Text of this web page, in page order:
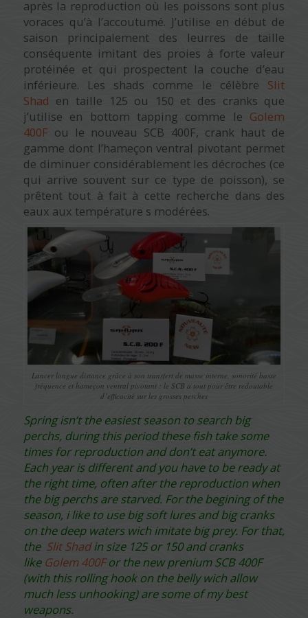
après la reproduction où les poissons sont plus
voraces qu’à l’accoutumé. J’utilise en début de
saison principalement des leurres de taille
conséquente imitant des proies à forte valeur
protéinée et qui prospectent la couche d’eau
inférieure. Les shads comme le célèbre Slit
Shad en taille 125 ou 150 et des cranks que
j’utilise en bottom tapping comme le Golem
400F ou le nouveau SCB 400F, crank haut de
gamme dont l’hameçon ventral pivotant permet
de diminuer considérablement les décroches (ce
qui arrive souvent sur ce type de poisson), se
prêtent tout à fait à cette recherche dans des
eaux aux température s modérées.
Lancer longue distance grâce à son transfert de masse interne, sonorité basse
fréquence et hameçon ventral pivotant : le SCB a tout pour être redoutable
d’efficacité sur les grosses perches
Spring isn’t the easiest season to search big
perchs, during this period these fish take some
times for reproduction and don’t eat anymore.
Each year is different and you have to be ready at
the right time, often after the reproduction when
the big perchs are starved. For the begining of the
season, i like to use big soft lures and big cranks
on the deep waters wich imitate big prey. For that,
the Slit Shadin size 125 or 150 and cranks
like Golem 400For the new prenium SCB 400F
(with this rolling hook on the belly wich allow
much less unhooking) are some of my best
weapons.